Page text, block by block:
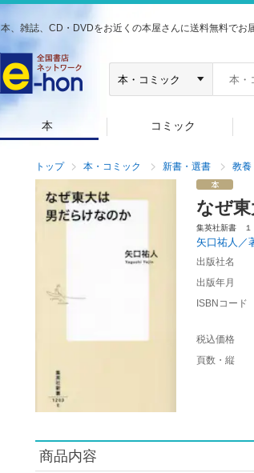
本、雑誌、CD・DVDをお近くの本屋さんに送料無料でお
本 コミック
トップ 本・コミック 新書・選書 教養
なぜ
集英社新書 １
矢口祐人／
出版社名
出版年月
ISBNコード
税込価格
頁数・縦
商品内容